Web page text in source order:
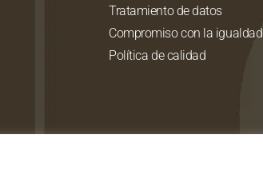
Tratamiento de datos
Compromiso con la igualdad
Política de calidad